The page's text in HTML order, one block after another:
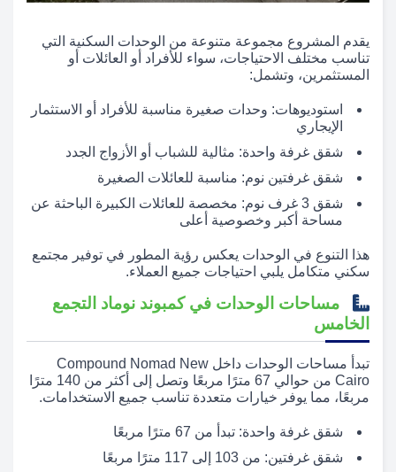
يقدم المشروع مجموعة متنوعة من الوحدات السكنية التي
تناسب مختلف الاحتياجات، سواء للأفراد أو العائلات أو
المستثمرين، وتشمل:
استوديوهات: وحدات صغيرة مناسبة للأفراد أو الاستثمار
الإيجاري
شقق غرفة واحدة: مثالية للشباب أو الأزواج الجدد
شقق غرفتين نوم: مناسبة للعائلات الصغيرة
شقق 3 غرف نوم: مخصصة للعائلات الكبيرة الباحثة عن
مساحة أكبر وخصوصية أعلى
هذا التنوع في الوحدات يعكس رؤية المطور في توفير مجتمع
سكني متكامل يلبي احتياجات جميع العملاء.
مساحات الوحدات في كمبوند نوماد التجمع
الخامس
تبدأ مساحات الوحدات داخل Compound Nomad New
Cairo من حوالي 67 مترًا مربعًا وتصل إلى أكثر من 140 مترًا
مربعًا، مما يوفر خيارات متعددة تناسب جميع الاستخدامات.
شقق غرفة واحدة: تبدأ من 67 مترًا مربعًا
شقق غرفتين: من 103 إلى 117 مترًا مربعًا